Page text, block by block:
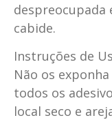
despreocupada
cabide.
Instruções de
Não os
todos os
local seco e